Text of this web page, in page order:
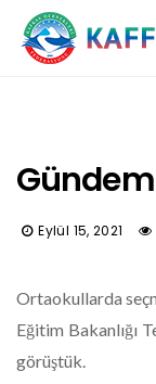
Eylül 15, 2021
Ortaokullarda
Eğitim Bakanlığı
görüştük.